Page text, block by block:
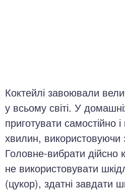
Коктейлі завоювали
у всьому світі. У
приготувати самостійно і
хвилин,
Головне-вибрати дійсно
не використовувати
(цукор), здатні завдати